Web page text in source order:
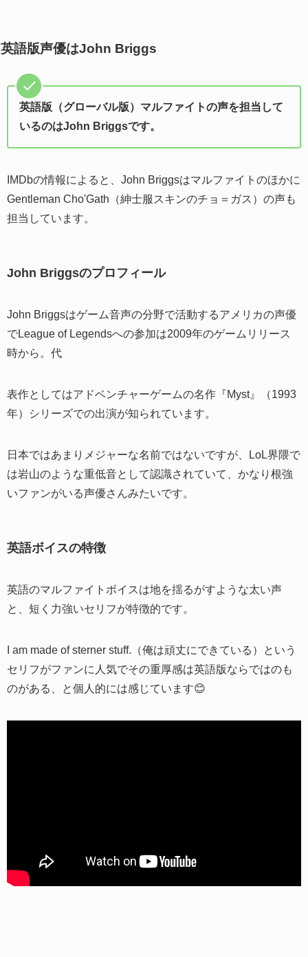
英語版声優はJohn Briggs
英語版（グローバル版）マルファイトの声を担当して
いるのはJohn Briggsです。
IMDbの情報によると、John Briggsはマルファイトのほかに
Gentleman Cho'Gath（紳士服スキンのチョ＝ガス）の声も
担当しています。
John Briggsのプロフィール
John Briggsはゲーム音声の分野で活動するアメリカの声優
でLeague of Legendsへの参加は2009年のゲームリリース
時から。代
表作としてはアドベンチャーゲームの名作『Myst』（1993
年）シリーズでの出演が知られています。
日本ではあまりメジャーな名前ではないですが、LoL界隈で
は岩山のような重低音として認識されていて、かなり根強
いファンがいる声優さんみたいです。
英語ボイスの特徴
英語のマルファイトボイスは地を揺るがすような太い声
と、短く力強いセリフが特徴的です。
I am made of sterner stuff.（俺は頑丈にできている）という
セリフがファンに人気でその重厚感は英語版ならではのも
のがある、と個人的には感じています😊